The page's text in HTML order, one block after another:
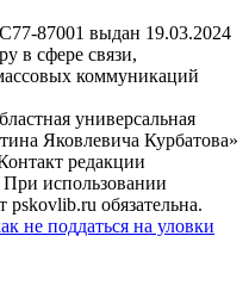
87001 выдан 19.03.2024
в сфере связи,
коммуникаций
универсальная
Яковлевича Курбатова»
редакции
При использовании
pskovlib.ru обязательна.
не поддаться на уловки